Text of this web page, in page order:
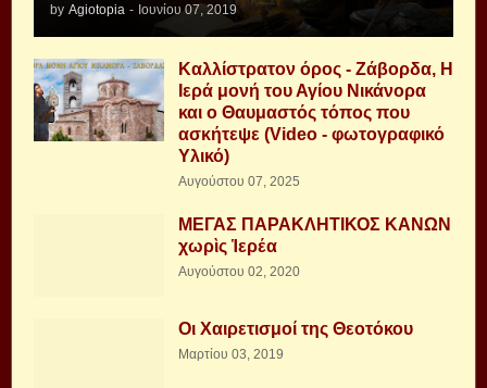
by Agiotopia - Ιουνίου 07, 2019
Καλλίστρατον όρος - Ζάβορδα, Η
Ιερά μονή του Αγίου Νικάνορα
και ο Θαυμαστός τόπος που
ασκήτεψε (Video - φωτογραφικό
Υλικό)
Αυγούστου 07, 2025
ΜΕΓΑΣ ΠΑΡΑΚΛΗΤΙΚΟΣ ΚΑΝΩΝ
χωρὶς Ἱερέα
Αυγούστου 02, 2020
Οι Χαιρετισμοί της Θεοτόκου
Μαρτίου 03, 2019